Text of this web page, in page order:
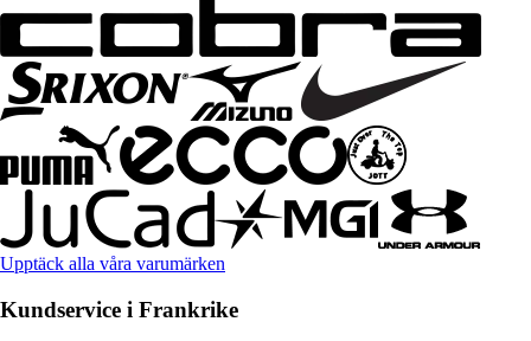
Upptäck alla våra varumärken
Kundservice i Frankrike